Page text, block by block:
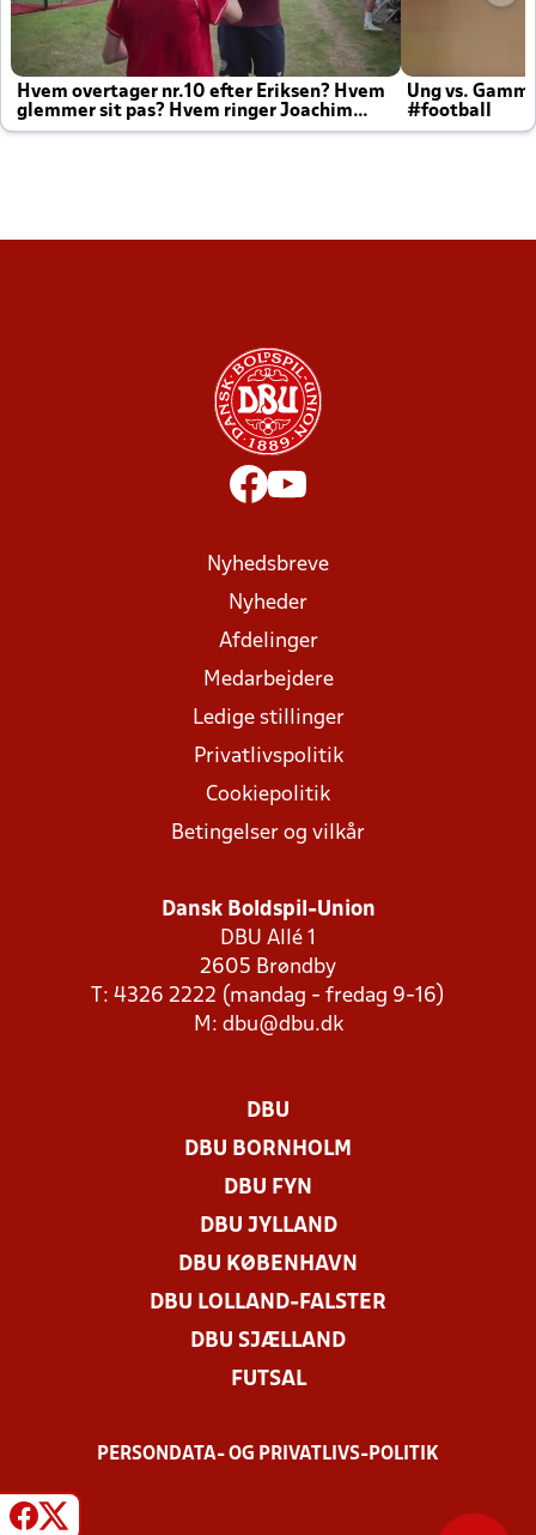
Hvem overtager nr.10 efter Eriksen? Hvem
glemmer sit pas? Hvem ringer Joachim
altid til efter kampe?
Ung vs.
#football
Nyhedsbreve
Nyheder
Afdelinger
Medarbejdere
Ledige stillinger
Privatlivspolitik
Cookiepolitik
Betingelser og vilkår
Dansk Boldspil-Union
DBU Allé 1
2605 Brøndby
T: 4326 2222 (mandag - fredag 9-16)
M: dbu@dbu.dk
DBU
DBU BORNHOLM
DBU FYN
DBU JYLLAND
DBU KØBENHAVN
DBU LOLLAND-FALSTER
DBU SJÆLLAND
FUTSAL
PERSONDATA- OG PRIVATLIVS-POLITIK